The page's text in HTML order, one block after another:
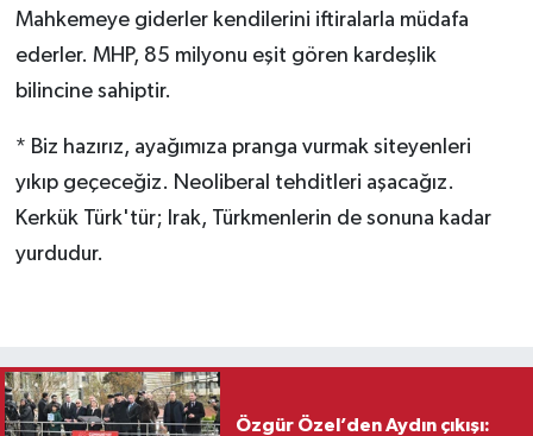
Mahkemeye giderler kendilerini iftiralarla müdafa
ederler. MHP, 85 milyonu eşit gören kardeşlik
bilincine sahiptir.
* Biz hazırız, ayağımıza pranga vurmak siteyenleri
yıkıp geçeceğiz. Neoliberal tehditleri aşacağız.
Kerkük Türk'tür; Irak, Türkmenlerin de sonuna kadar
yurdudur.
Özgür Özel’den Aydın çıkışı: